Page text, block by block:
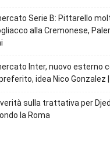
Serie B: Pittarello
alla Cremonese,
Inter, nuovo esterno
idea Nico Gonzalez
verità sulla trattativa per Djed
la Roma